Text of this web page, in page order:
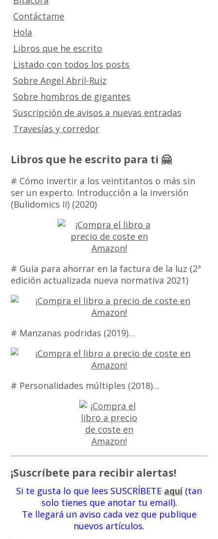
Contáctame
Hola
Libros que he escrito
Listado con todos los posts
Sobre Angel Abril-Ruiz
Sobre hombros de gigantes
Suscripción de avisos a nuevas entradas
Travesías y corredor
Libros que he escrito para ti 🤗
# Cómo invertir a los veintitantos o más sin
ser un experto. Introducción a la inversión
(Bulidomics II) (2020)
# Guía para ahorrar en la factura de la luz (2ª
edición actualizada nueva normativa 2021)
# Manzanas podridas (2019)…
# Personalidades múltiples (2018)…
¡Suscríbete para recibir alertas!
Si te gusta lo que lees SUSCRÍBETE aquí(tan
solo tienes que anotar tu email).
Te llegará un aviso cada vez que publique
nuevos artículos.